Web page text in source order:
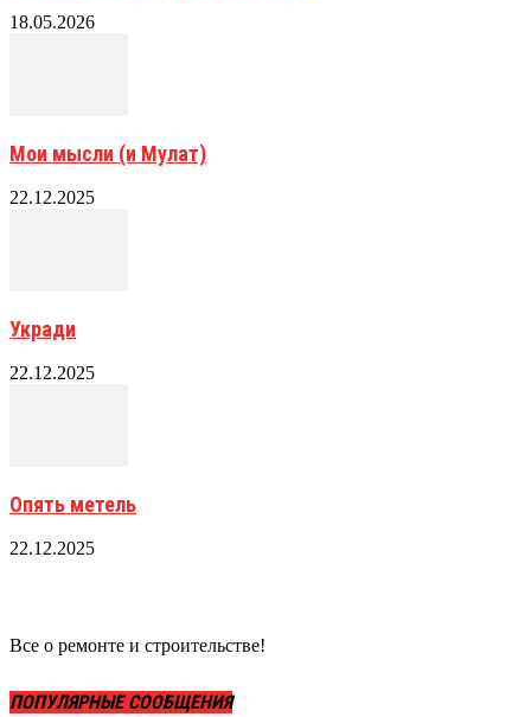
18.05.2026
Мои мысли (и Мулат)
22.12.2025
Укради
22.12.2025
Опять метель
22.12.2025
Все о ремонте и строительстве!
ПОПУЛЯРНЫЕ СООБЩЕНИЯ